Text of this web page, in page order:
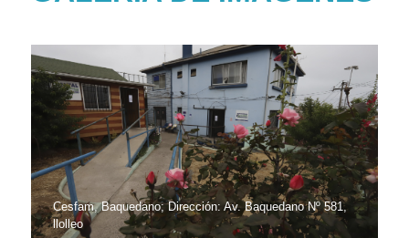
Cesfam, Baquedano; Dirección: Av. Baquedano Nº 581,
llolleo